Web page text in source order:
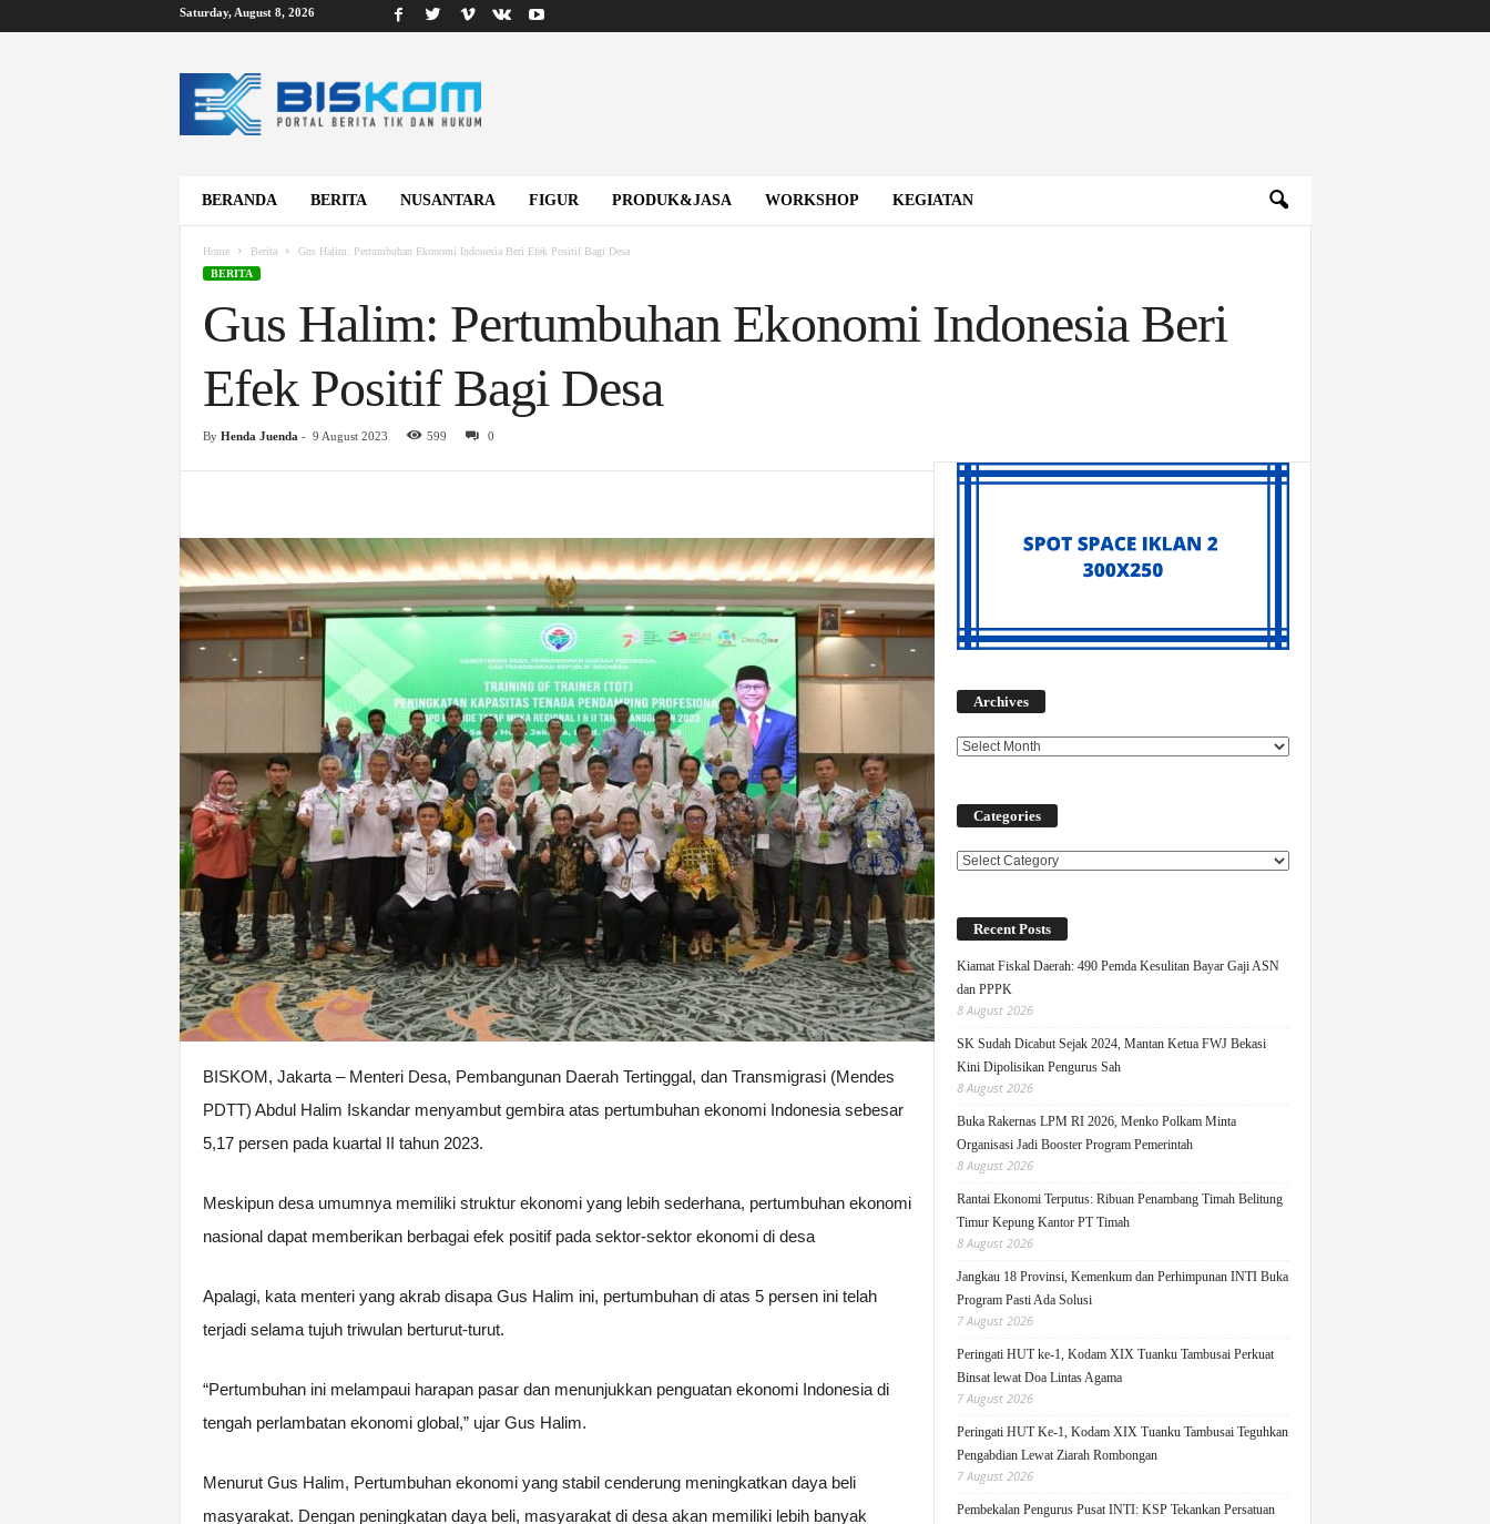
Saturday, August 8, 2026
i
BERANDA
BERITA NUSANTARA FIGUR PRODUK&JASA WORKSHOP KEGIATAN
Home Berita
Gus Halim: Pertumbuhan Ekonomi Indonesia Beri Efek Positif Bagi Desa
BERITA
Gus Halim: Pertumbuhan Ekonomi Indonesia Beri
Efek Positif Bagi Desa
By Henda Juenda - 9 August 2023 599 0
BISKOM, Jakarta – Menteri Desa, Pembangunan Daerah Tertinggal, dan Transmigrasi (Mendes
PDTT) Abdul Halim Iskandar menyambut gembira atas pertumbuhan ekonomi Indonesia sebesar
5,17 persen pada kuartal II tahun 2023.
Meskipun desa umumnya memiliki struktur ekonomi yang lebih sederhana, pertumbuhan ekonomi
nasional dapat memberikan berbagai efek positif pada sektor-sektor ekonomi di desa
Apalagi, kata menteri yang akrab disapa Gus Halim ini, pertumbuhan di atas 5 persen ini telah
terjadi selama tujuh triwulan berturut-turut.
“Pertumbuhan ini melampaui harapan pasar dan menunjukkan penguatan ekonomi Indonesia di
tengah perlambatan ekonomi global,” ujar Gus Halim.
Menurut Gus Halim, Pertumbuhan ekonomi yang stabil cenderung meningkatkan daya beli
masyarakat. Dengan peningkatan daya beli, masyarakat di desa akan memiliki lebih banyak
Archives
Categories
Categories
Recent Posts
Kiamat Fiskal Daerah: 490 Pemda Kesulitan Bayar Gaji ASN
dan PPPK
8 August 2026
SK Sudah Dicabut Sejak 2024, Mantan Ketua FWJ Bekasi
Kini Dipolisikan Pengurus Sah
8 August 2026
Buka Rakernas LPM RI 2026, Menko Polkam Minta
Organisasi Jadi Booster Program Pemerintah
8 August 2026
Rantai Ekonomi Terputus: Ribuan Penambang Timah Belitung
Timur Kepung Kantor PT Timah
8 August 2026
Jangkau 18 Provinsi, Kemenkum dan Perhimpunan INTI Buka
Program Pasti Ada Solusi
7 August 2026
Peringati HUT ke-1, Kodam XIX Tuanku Tambusai Perkuat
Binsat lewat Doa Lintas Agama
7 August 2026
Peringati HUT Ke-1, Kodam XIX Tuanku Tambusai Teguhkan
Pengabdian Lewat Ziarah Rombongan
7 August 2026
Pembekalan Pengurus Pusat INTI: KSP Tekankan Persatuan